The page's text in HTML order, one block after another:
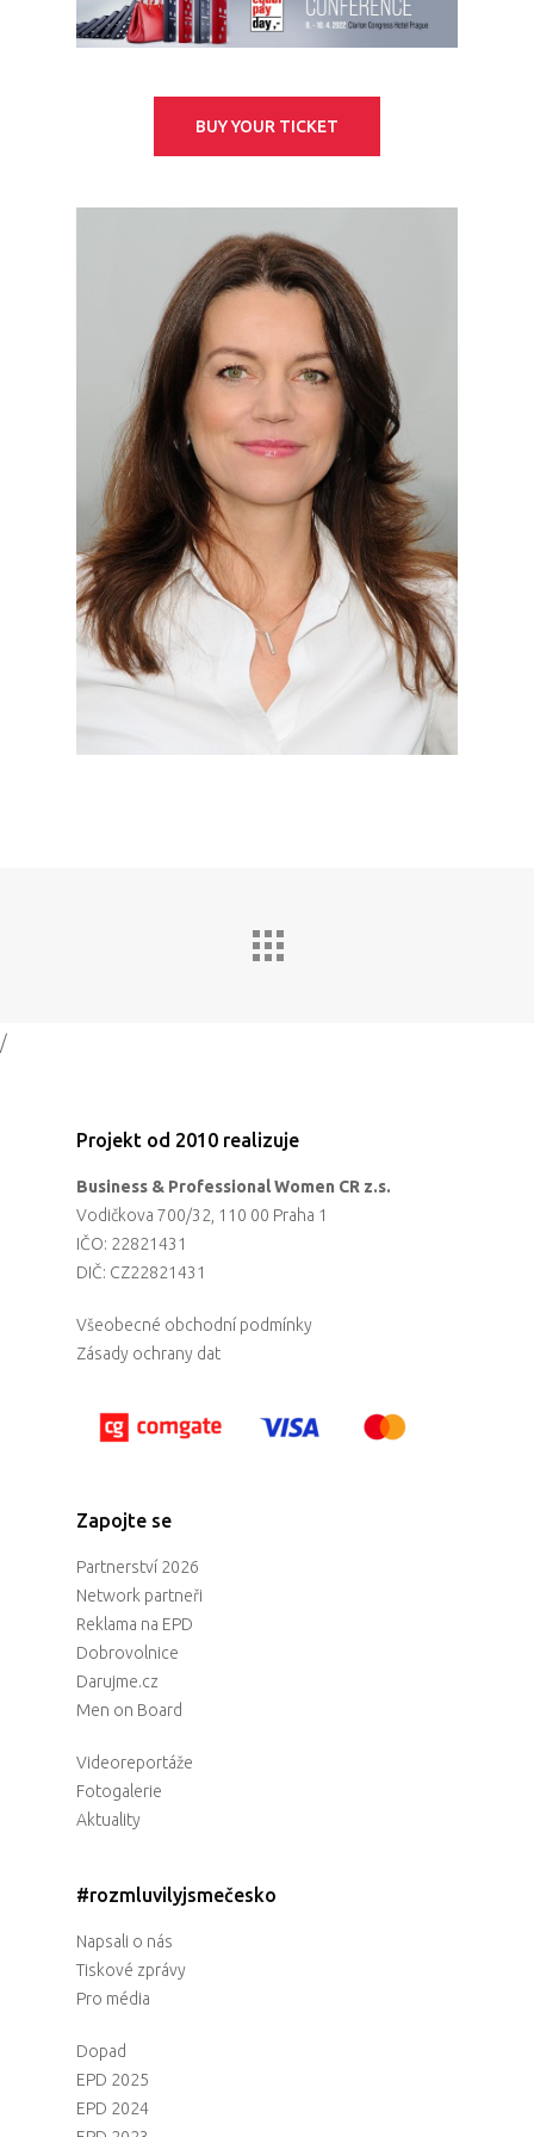
BUY YOUR TICKET
/
Projekt od 2010 realizuje
Business & Professional Women CR z.s.
Vodičkova 700/32, 110 00 Praha 1
IČO: 22821431
DIČ: CZ22821431
Všeobecné obchodní podmínky
Zásady ochrany dat
Zapojte se
Partnerství 2026
Network partneři
Reklama na EPD
Dobrovolnice
Darujme.cz
Men on Board
Videoreportáže
Fotogalerie
Aktuality
#rozmluvilyjsmečesko
Napsali o nás
Tiskové zprávy
Pro média
Dopad
EPD 2025
EPD 2024
PŘIHLÁŠENÍ
Home
Program
Speakers &
Mentors 2026
News
Welcome to
Prague
Impact